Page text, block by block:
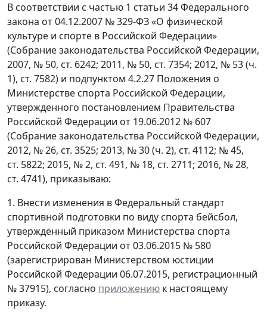
В соответствии с частью 1 статьи 34 Федерального
закона от 04.12.2007 № 329-ФЗ «О физической
культуре и спорте в Российской Федерации»
(Собрание законодательства Российской Федерации,
2007, № 50, ст. 6242; 2011, № 50, ст. 7354; 2012, № 53 (ч.
1), ст. 7582) и подпунктом 4.2.27 Положения о
Министерстве спорта Российской Федерации,
утвержденного постановлением Правительства
Российской Федерации от 19.06.2012 № 607
(Собрание законодательства Российской Федерации,
2012, № 26, ст. 3525; 2013, № 30 (ч. 2), ст. 4112; № 45,
ст. 5822; 2015, № 2, ст. 491, № 18, ст. 2711; 2016, № 28,
ст. 4741), приказываю:
1. Внести изменения в Федеральный стандарт
спортивной подготовки по виду спорта бейсбол,
утвержденный приказом Министерства спорта
Российской Федерации от 03.06.2015 № 580
(зарегистрирован Министерством юстиции
Российской Федерации 06.07.2015, регистрационный
№ 37915), согласно приложению к настоящему
приказу.